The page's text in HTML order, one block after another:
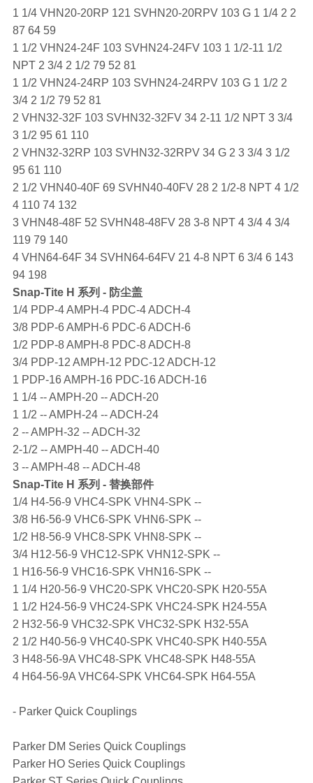
1 1/4 VHN20-20RP 121 SVHN20-20RPV 103 G 1 1/4 2 2
87 64 59
1 1/2 VHN24-24F 103 SVHN24-24FV 103 1 1/2-11 1/2
NPT 2 3/4 2 1/2 79 52 81
1 1/2 VHN24-24RP 103 SVHN24-24RPV 103 G 1 1/2 2
3/4 2 1/2 79 52 81
2 VHN32-32F 103 SVHN32-32FV 34 2-11 1/2 NPT 3 3/4
3 1/2 95 61 110
2 VHN32-32RP 103 SVHN32-32RPV 34 G 2 3 3/4 3 1/2
95 61 110
2 1/2 VHN40-40F 69 SVHN40-40FV 28 2 1/2-8 NPT 4 1/2
4 110 74 132
3 VHN48-48F 52 SVHN48-48FV 28 3-8 NPT 4 3/4 4 3/4
119 79 140
4 VHN64-64F 34 SVHN64-64FV 21 4-8 NPT 6 3/4 6 143
94 198
Snap-Tite H 系列 - 防尘盖
1/4 PDP-4 AMPH-4 PDC-4 ADCH-4
3/8 PDP-6 AMPH-6 PDC-6 ADCH-6
1/2 PDP-8 AMPH-8 PDC-8 ADCH-8
3/4 PDP-12 AMPH-12 PDC-12 ADCH-12
1 PDP-16 AMPH-16 PDC-16 ADCH-16
1 1/4 -- AMPH-20 -- ADCH-20
1 1/2 -- AMPH-24 -- ADCH-24
2 -- AMPH-32 -- ADCH-32
2-1/2 -- AMPH-40 -- ADCH-40
3 -- AMPH-48 -- ADCH-48
Snap-Tite H 系列 - 替换部件
1/4 H4-56-9 VHC4-SPK VHN4-SPK --
3/8 H6-56-9 VHC6-SPK VHN6-SPK --
1/2 H8-56-9 VHC8-SPK VHN8-SPK --
3/4 H12-56-9 VHC12-SPK VHN12-SPK --
1 H16-56-9 VHC16-SPK VHN16-SPK --
1 1/4 H20-56-9 VHC20-SPK VHC20-SPK H20-55A
1 1/2 H24-56-9 VHC24-SPK VHC24-SPK H24-55A
2 H32-56-9 VHC32-SPK VHC32-SPK H32-55A
2 1/2 H40-56-9 VHC40-SPK VHC40-SPK H40-55A
3 H48-56-9A VHC48-SPK VHC48-SPK H48-55A
4 H64-56-9A VHC64-SPK VHC64-SPK H64-55A
- Parker Quick Couplings
Parker DM Series Quick Couplings
Parker HO Series Quick Couplings